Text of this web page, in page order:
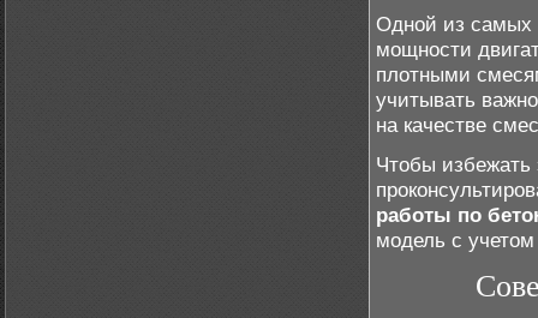
Одной из самых
мощности
плотными
учитывать
на качестве
Чтобы избежать
работы по
модель с